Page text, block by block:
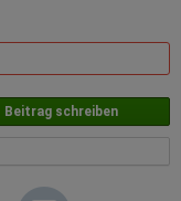
Beitrag schreiben